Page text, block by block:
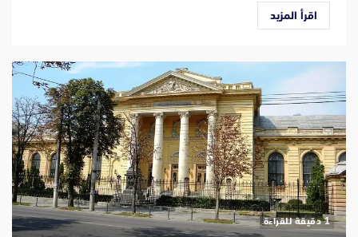
اقرأ المزيد
‫1 دقيقة للقراءة